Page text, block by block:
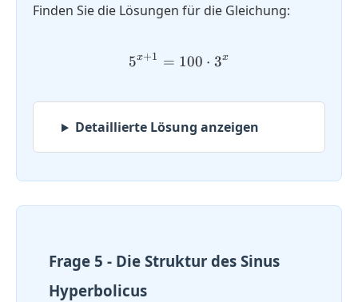
Finden Sie die Lösungen für die Gleichung:
5^{x+1} = 100 \cdot 3^x
5x+1 = 100 ⋅ 3x
Detaillierte Lösung anzeigen
Frage 5 - Die Struktur des Sinus
Hyperbolicus